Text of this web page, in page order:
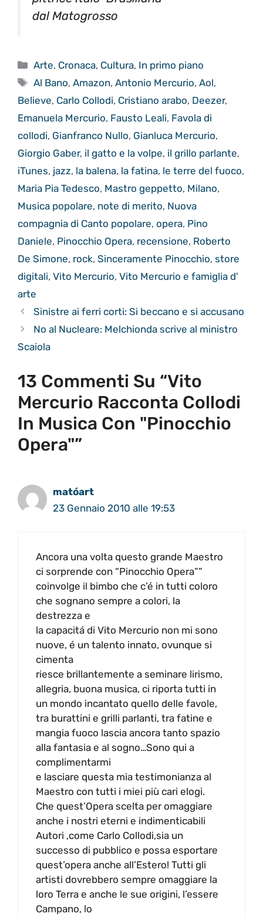
dal Matogrosso
Categorie
Arte, Cronaca, Cultura, In primo piano
Tag
Al Bano,Amazon,Antonio Mercurio,Aol,
Believe, Carlo Collodi, Cristiano arabo, Deezer,
Emanuela Mercurio, Fausto Leali, Favola di
collodi, Gianfranco Nullo, Gianluca Mercurio,
Giorgio Gaber, il gatto e la volpe, il grillo parlante,
iTunes, jazz, la balena, la fatina, le terre del fuoco,
Maria Pia Tedesco, Mastro geppetto, Milano,
Musica popolare, note di merito, Nuova
compagnia di Canto popolare, opera, Pino
Daniele, Pinocchio Opera, recensione, Roberto
De Simone, rock, Sinceramente Pinocchio, store
digitali, Vito Mercurio, Vito Mercurio e famiglia d'
arte
Sinistre ai ferri corti: Si beccano e si accusano
No al Nucleare: Melchionda scrive al ministro
Scaiola
13 Commenti Su “Vito
Mercurio Racconta Collodi
In Musica Con "Pinocchio
Opera"”
matóart
23 Gennaio 2010 alle 19:53
Ancora una volta questo grande Maestro
ci sorprende con “Pinocchio Opera””
coinvolge il bimbo che c’é in tutti coloro
che sognano sempre a colori, la
destrezza e
la capacitá di Vito Mercurio non mi sono
nuove, é un talento innato, ovunque si
cimenta
riesce brillantemente a seminare lirismo,
allegria, buona musica, ci riporta tutti in
un mondo incantato quello delle favole,
tra burattini e grilli parlanti, tra fatine e
mangia fuoco lascia ancora tanto spazio
alla fantasia e al sogno…Sono qui a
complimentarmi
e lasciare questa mia testimonianza al
Maestro con tutti i miei più cari elogi.
Che quest’Opera scelta per omaggiare
anche i nostri eterni e indimenticabili
Autori ,come Carlo Collodi,sia un
successo di pubblico e possa esportare
quest’opera anche all’Estero! Tutti gli
artisti dovrebbero sempre omaggiare la
loro Terra e anche le sue origini, l’essere
Campano, lo